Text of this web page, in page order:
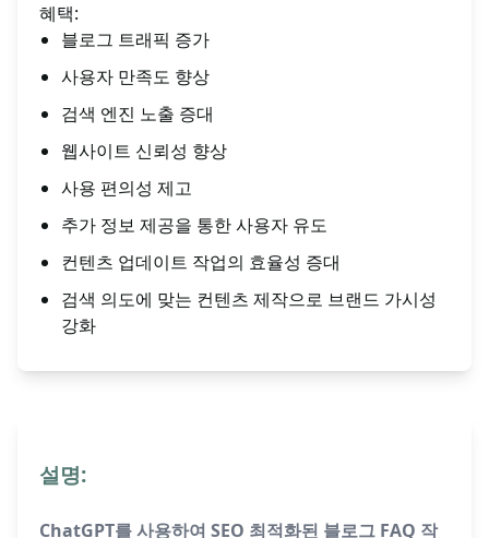
혜택:
블로그 트래픽 증가
사용자 만족도 향상
검색 엔진 노출 증대
웹사이트 신뢰성 향상
사용 편의성 제고
추가 정보 제공을 통한 사용자 유도
컨텐츠 업데이트 작업의 효율성 증대
검색 의도에 맞는 컨텐츠 제작으로 브랜드 가시성
강화
설명:
ChatGPT를 사용하여 SEO 최적화된 블로그 FAQ 작